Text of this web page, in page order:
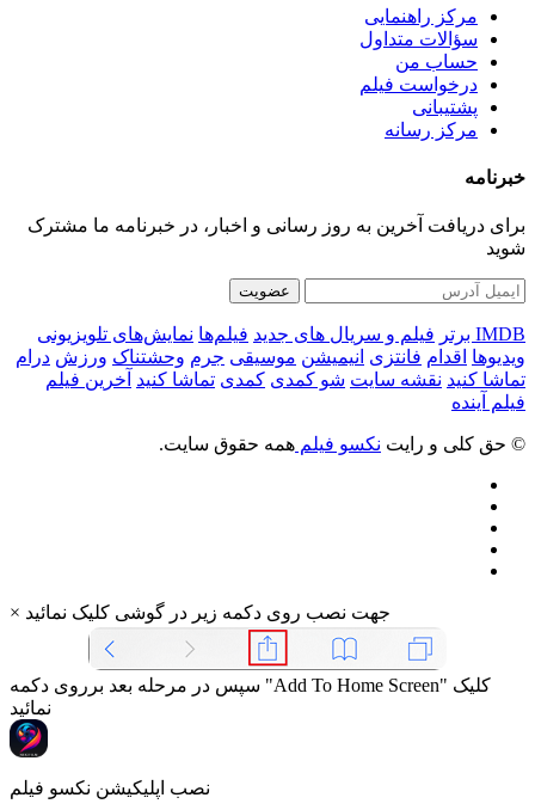
مرکز راهنمایی
سؤالات متداول
حساب من
درخواست فیلم
پشتیبانی
مرکز رسانه
خبرنامه
برای دریافت آخرین به روز رسانی و اخبار، در خبرنامه ما مشترک
شوید
عضویت
IMDB برتر فیلم و سریال های جدید فیلم‌ها نمایش‌های تلویزیونی
ویدیوها اقدام فانتزی انیمیشن موسیقی جرم وحشتناک ورزش درام
تماشا کنید نقشه سایت شو کمدی کمدی تماشا کنید آخرین فیلم
فیلم آینده
© حق کلی و رایت نکسو فیلم همه حقوق سایت.
× جهت نصب روی دکمه زیر در گوشی کلیک نمائید
سپس در مرحله بعد برروی دکمه "Add To Home Screen" کلیک
نمائید
نصب اپلیکیشن نکسو فیلم